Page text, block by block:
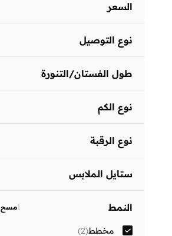
السعر
د.ك
انطلق
نوع التوصيل
طول الفستان/التنورة
نوع الكم
نوع الرقبة
ستايل الملابس
النمط 1مسح
مخطط(
2
)